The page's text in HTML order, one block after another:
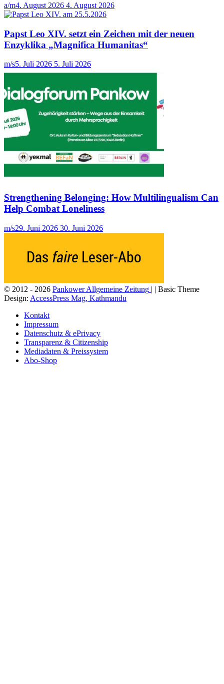
a/m4. August 2026 4. August 2026
Papst Leo XIV. setzt ein Zeichen mit der neuen
Enzyklika „Magnifica Humanitas“
m/s5. Juli 2026 5. Juli 2026
Strengthening Belonging: How Multilingualism Can
Help Combat Loneliness
m/s29. Juni 2026 30. Juni 2026
© 2012 - 2026 Pankower Allgemeine Zeitung | | Basic Theme
Design: AccessPress Mag, Kathmandu
Kontakt
Impressum
Datenschutz & ePrivacy
Transparenz & Citizenship
Mediadaten & Preissystem
Abo-Shop